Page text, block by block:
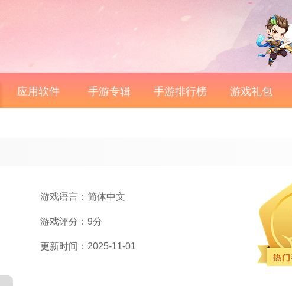
应用软件 手游专辑 手游排行榜 游戏礼包
游戏语言：简体中文
游戏评分：9分
更新时间：2025-11-01